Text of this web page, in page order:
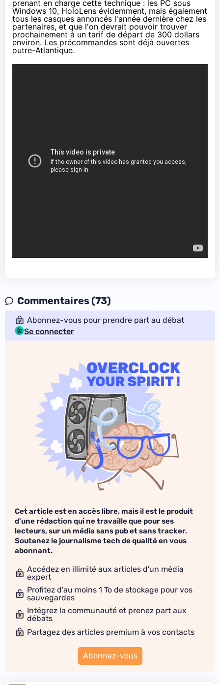
prenant en charge cette technique : les PC sous
Windows 10, HoloLens évidemment, mais également
tous les casques annoncés l'année dernière chez les
partenaires, et que l'on devrait pouvoir trouver
prochainement à un tarif de départ de 300 dollars
environ. Les précommandes sont déjà ouvertes
outre-Atlantique.
Commentaires (73)
Abonnez-vous pour prendre part au débat
Se connecter
Cet article est en accès libre, mais il est le produit
d'une rédaction qui ne travaille que pour ses
lecteurs, sur un média sans pub et sans tracker.
Soutenez le journalisme tech de qualité en vous
abonnant.
Accédez en illimité aux articles d'un média
expert
Profitez d'au moins 1 To de stockage pour vos
sauvegardes
Intégrez la communauté et prenez part aux
débats
Partagez des articles premium à vos contacts
Abonnez-vous